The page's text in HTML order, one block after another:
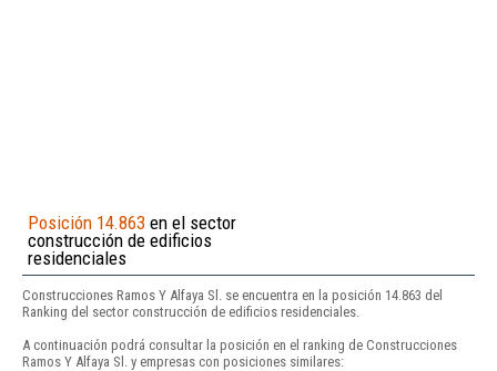
Posición 14.863 en el sector
construcción de edificios
residenciales
Construcciones Ramos Y Alfaya Sl. se encuentra en la posición 14.863 del
Ranking del sector construcción de edificios residenciales.
A continuación podrá consultar la posición en el ranking de Construcciones
Ramos Y Alfaya Sl. y empresas con posiciones similares: